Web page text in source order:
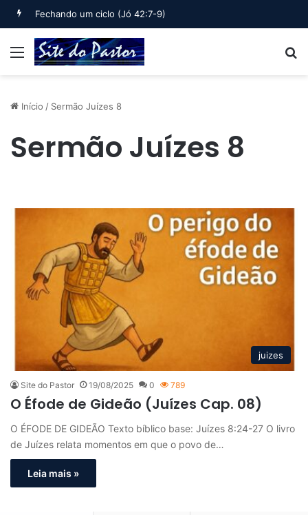
Fechando um ciclo (Jó 42:7-9)
Menu
Início / Sermão Juízes 8
Sermão Juízes 8
juizes
Site do Pastor 19/08/2025 0 789
O Éfode de Gideão (Juízes Cap. 08)
O ÉFODE DE GIDEÃO Texto bíblico base: Juízes 8:24-27 O livro
de Juízes relata momentos em que o povo de…
Leia mais »